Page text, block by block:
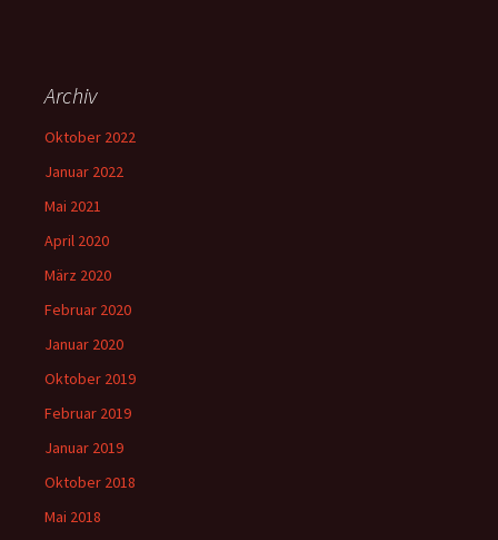
Archiv
Oktober 2022
Januar 2022
Mai 2021
April 2020
März 2020
Februar 2020
Januar 2020
Oktober 2019
Februar 2019
Januar 2019
Oktober 2018
Mai 2018